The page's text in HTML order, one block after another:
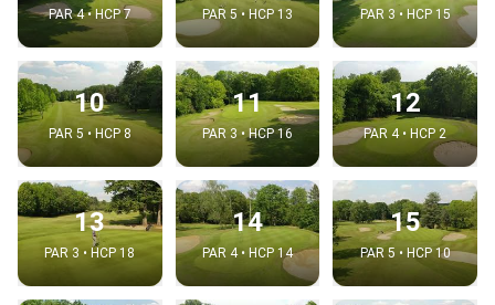
PAR 4 • HCP 7 PAR 5 • HCP 13 PAR 3 • HCP 15
10
PAR 5 • HCP 8
11
PAR 3 • HCP 16
12
PAR 4 • HCP 2
13
PAR 3 • HCP 18
14
PAR 4 • HCP 14
15
PAR 5 • HCP 10